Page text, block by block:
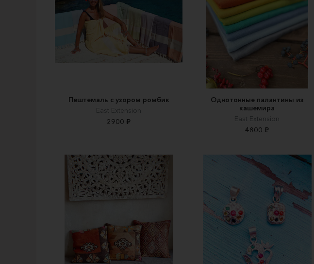
Пештемаль с узором ромбик
East Extension
2900 ₽
Однотонные палантины из
кашемира
East Extension
4800 ₽